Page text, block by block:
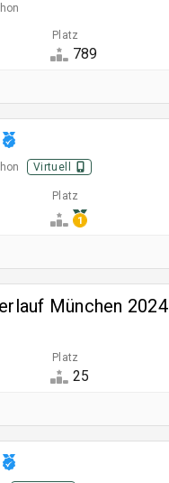
Platz
789
Virtuell
Platz
1
München 2024
Platz
25